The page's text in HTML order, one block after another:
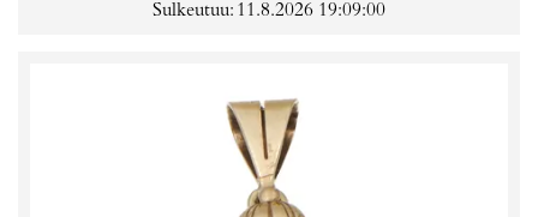
Sulkeutuu: 11.8.2026 19:09:00